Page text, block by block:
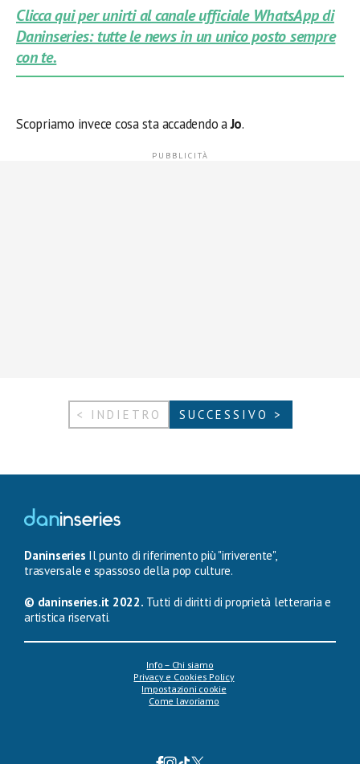
Clicca qui per unirti al canale ufficiale WhatsApp di
Daninseries: tutte le news in un unico posto sempre
con te.
Scopriamo invece cosa sta accadendo aJo.
< INDIETRO SUCCESSIVO >
Daninseries Il punto di riferimento più "irriverente",
trasversale e spassoso della pop culture.
© daninseries.it 2022. Tutti di diritti di proprietà letteraria e
artistica riservati.
Info – Chi siamo
Privacy e Cookies Policy
Impostazioni cookie
Come lavoriamo